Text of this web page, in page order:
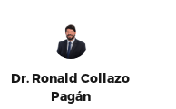
Dr. Ronald Collazo
Pagán